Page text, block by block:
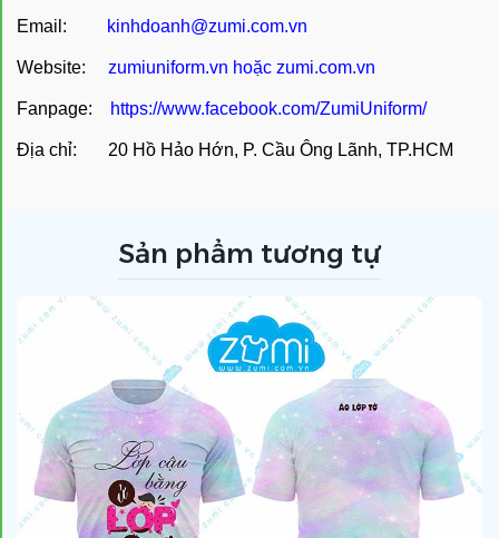
Email: kinhdoanh@zumi.com.vn
Website: zumiuniform.vn hoặc zumi.com.vn
Fanpage: https://www.facebook.com/ZumiUniform/
Địa chỉ: 20 Hồ Hảo Hớn, P. Cầu Ông Lãnh, TP.HCM
Sản phẩm tương tự